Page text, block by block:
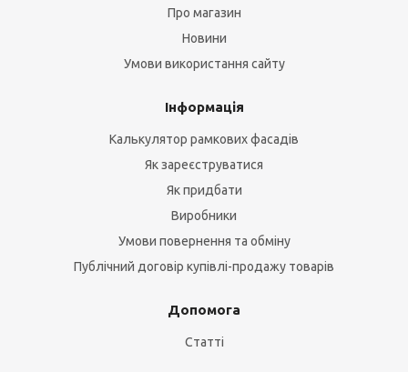
Про магазин
Новини
Умови використання сайту
Інформація
Калькулятор рамкових фасадів
Як зареєструватися
Як придбати
Виробники
Умови повернення та обміну
Публічний договір купівлі-продажу товарів
Допомога
Статті